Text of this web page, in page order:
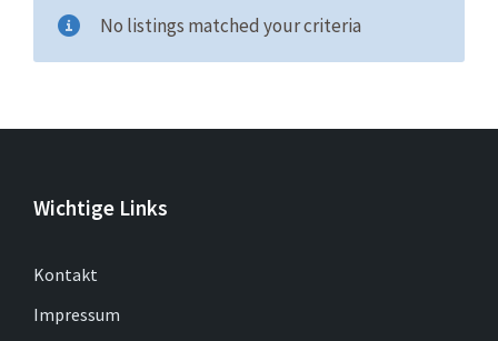
No listings matched your criteria
Wichtige Links
Kontakt
Impressum